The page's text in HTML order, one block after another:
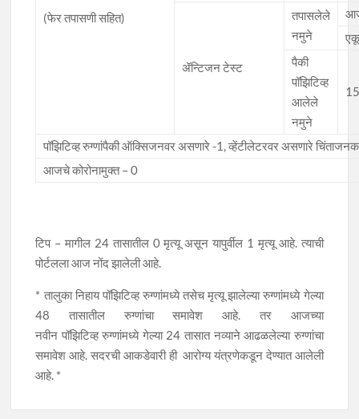
(फेर तपासणी सहित)
ॲन्टिजन टेस्ट
तपासलेले
नमुने
पैकी
पॉझिटिव्ह
आलेले
नमुने
पॉझिटिव्ह रुग्णांपैकी ऑक्सिजनवर असणारे -1, व्हेंटीलेटरवर असणारे
आजचे कोरोनामुक्त – 0
टिप – मागील 24 तासातील 0 मृत्यू असून यापुर्वील 1 मृत्यू आहे. त्याची
पोर्टलला आज नोंद झालेली आहे.
* तालुका निहाय पॉझिटिव्ह रुग्णांमध्ये तसेच मृत्यू झालेल्या रुग्णांमध्ये गेल्या
48 तासातील रुग्णांचा समावेश आहे. तर आजच्या
नवीन पॉझिटिव्ह रुग्णांमध्ये गेल्या 24 तासात नव्याने आढळलेल्या रुग्णांचा
समावेश आहे. सदरची आकडेवारी ही आरोग्य यंत्रणेकडून देण्यात आलेली
आहे. *